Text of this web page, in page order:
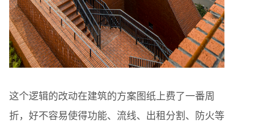
这个逻辑的改动在建筑的方案图纸上费了一番周
折，好不容易使得功能、流线、出租分割、防火等